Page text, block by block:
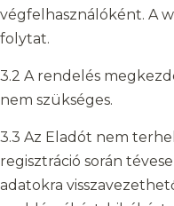
végfelhasználóként. A
folytat.
3.2 A rendelés
nem szükséges.
3.3 Az Eladót nem
regisztráció során
adatokra